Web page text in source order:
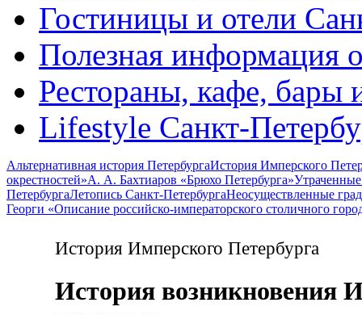
Гостиницы и отели
Полезная информация
Рестораны, кафе, бары
Lifestyle Санкт-
Альтернативная история ПетербургаИстория Имперского
окрестностей»А. А. Бахтиаров «Брюхо Петербурга»
ПетербургаЛетопись Санкт-ПетербургаНеосуществленные
Георги «Описание российско-императорского столичного
История Имперского Петербурга
История возникновения